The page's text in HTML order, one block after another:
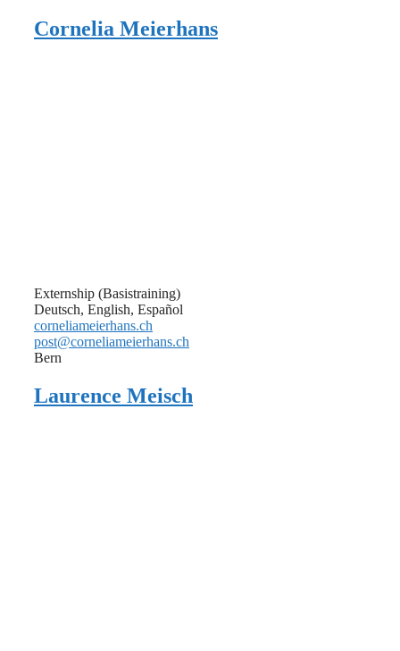
Cornelia Meierhans
Externship (Basistraining)
Deutsch, English, Español
corneliameierhans.ch
post@corneliameierhans.ch
Bern
Laurence Meisch